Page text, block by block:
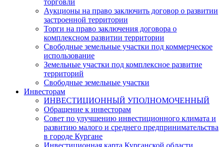
торговли
Аукционы на право заключить договор о развитии
застроенной территории
Торги на право заключения договора о
комплексном развитии территории
Свободные земельные участки под коммерческое
использование
Земельные участки под комплексное развитие
территорий
Свободные земельные участки
Инвесторам
ИНВЕСТИЦИОННЫЙ УПОЛНОМОЧЕННЫЙ
Обращение к инвесторам
Совет по улучшению инвестиционного климата и
развитию малого и среднего предпринимательства
в городе Кургане
Инвестиционная карта Курганской области